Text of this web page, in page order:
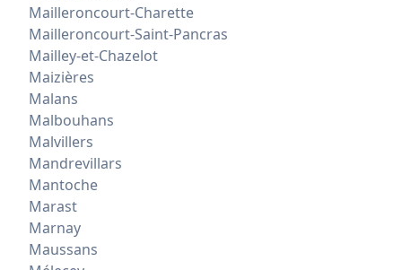
Mailleroncourt-Charette
Mailleroncourt-Saint-Pancras
Mailley-et-Chazelot
Maizières
Malans
Malbouhans
Malvillers
Mandrevillars
Mantoche
Marast
Marnay
Maussans